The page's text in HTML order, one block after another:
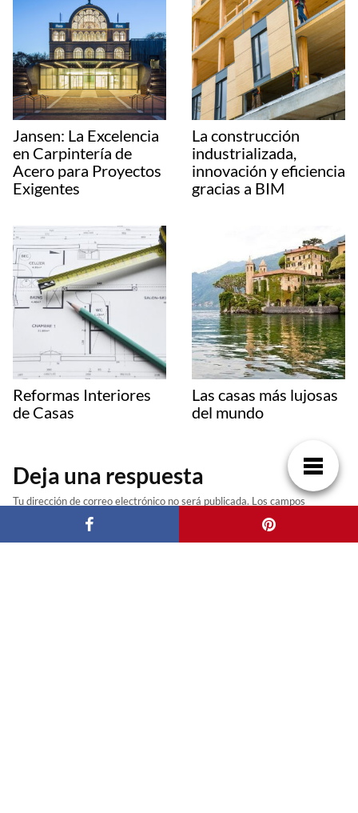
Jansen: La Excelencia
en Carpintería de
Acero para Proyectos
Exigentes
La construcción
industrializada,
innovación y eficiencia
gracias a BIM
Reformas Interiores
de Casas
Las casas más lujosas
del mundo
Deja una respuesta
Tu dirección de correo electrónico no será publicada. Los campos
obligatorios están marcados con